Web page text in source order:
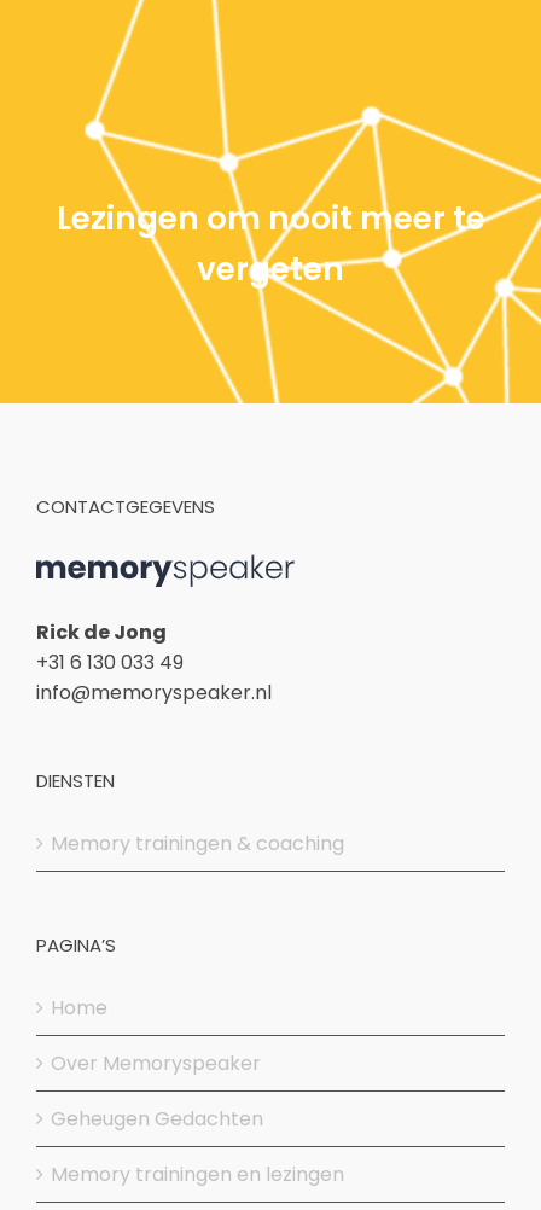
Lezingen om nooit meer te
vergeten
CONTACTGEGEVENS
Rick de Jong
+31 6 130 033 49
info@memoryspeaker.nl
DIENSTEN
Memory trainingen & coaching
PAGINA’S
Home
Over Memoryspeaker
Geheugen Gedachten
Memory trainingen en lezingen